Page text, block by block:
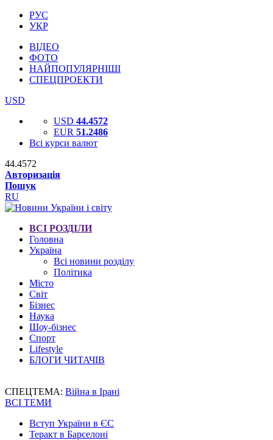
РУС
УКР
ВІДЕО
ФОТО
НАЙПОПУЛЯРНІШІ
СПЕЦПРОЕКТИ
USD
USD 44.4572
EUR 51.2486
Всі курси валют
44.4572
Авторизація
Пошук
RU
ВСІ РОЗДІЛИ
Головна
Україна
Всі новини розділу
Політика
Місто
Світ
Бізнес
Наука
Шоу-бізнес
Спорт
Lifestyle
БЛОГИ ЧИТАЧІВ
СПЕЦТЕМА: Війна в Ірані
ВСІ ТЕМИ
Вступ України в ЄС
Теракт в Барселоні